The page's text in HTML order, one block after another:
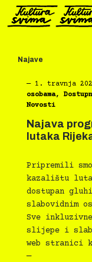
Preskoči
sadržaj
Najave
― 1. travnja
osobama,
Novosti
Najava
lutaka
Pripremili
kazalištu
dostupan
slabovidnim
Sve
slijepe i
web stranici
—